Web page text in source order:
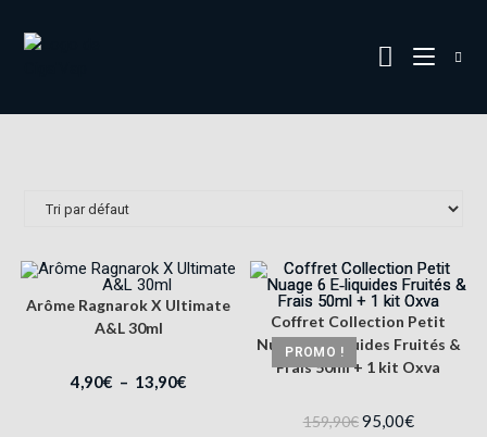
Arôme Ragnarok X Ultimate
A&L 30ml
4,90€ – 13,90€
PROMO !
Coffret Collection Petit
Nuage 6 E‑liquides Fruités &
Frais 50ml + 1 kit Oxva
159,90€95,00€